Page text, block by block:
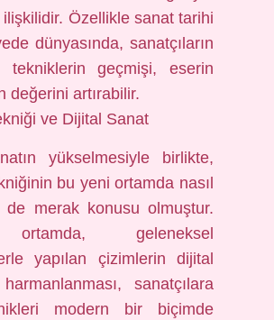
Özellikle sanat tarihi
dünyasında, sanatçıların
tekniklerin geçmişi, eserin
değerini artırabilir.
ve Dijital Sanat
yükselmesiyle birlikte,
bu yeni ortamda nasıl
de merak konusu olmuştur.
geleneksel
yapılan çizimlerin dijital
sanatçılara
modern bir biçimde